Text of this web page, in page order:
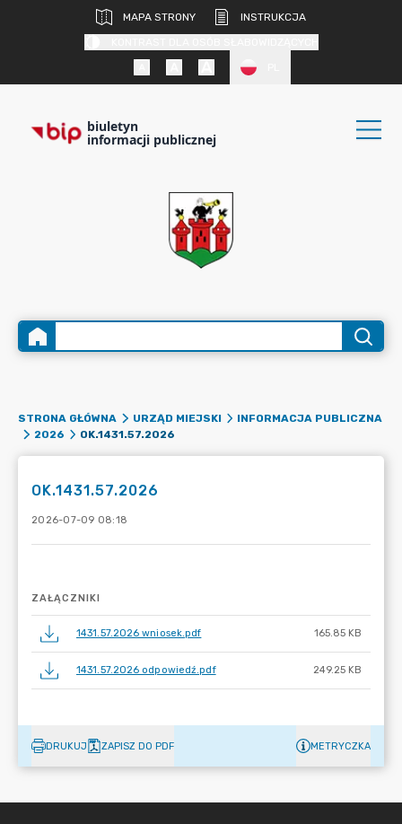
MAPA STRONY
INSTRUKCJA
biuletyn
informacji publicznej
STRONA GŁÓWNA URZĄD MIEJSKI
INFORMACJA PUBLICZNA
2026
OK.1431.57.2026
OK.1431.57.2026
2026-07-09 08:18
ZAŁĄCZNIKI
1431.57.2026 wniosek.pdf 165.85 KB
1431.57.2026 odpowiedź.pdf 249.25 KB
DRUKUJ ZAPISZ DO PDF METRYCZKA